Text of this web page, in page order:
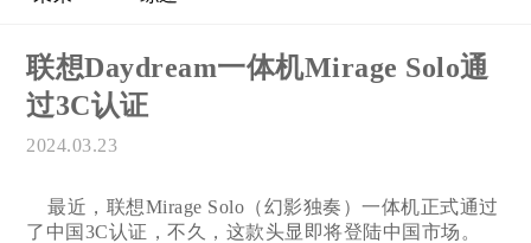
联想Daydream一体机Mirage Solo通
过3C认证
2024.03.23
最近，联想Mirage Solo（幻影独奏）一体机正式通过
了中国3C认证，不久，这款头显即将登陆中国市场。